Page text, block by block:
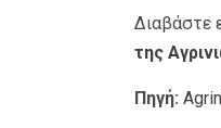
Διαβάστε
της
Πηγή: